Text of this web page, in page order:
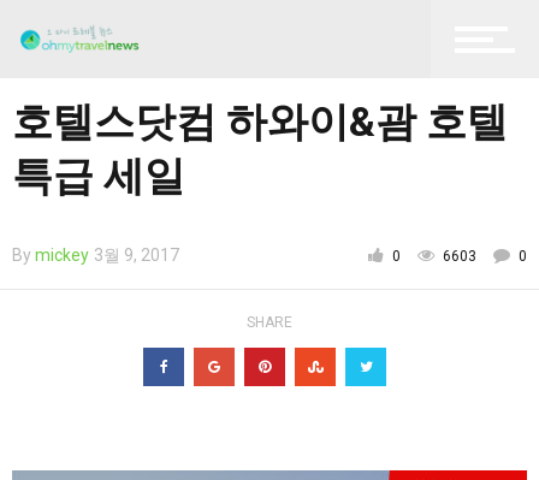
호텔스닷컴 하와이&괌 호텔
특급 세일
By mickey 3월 9, 2017 0 6603 0
SHARE